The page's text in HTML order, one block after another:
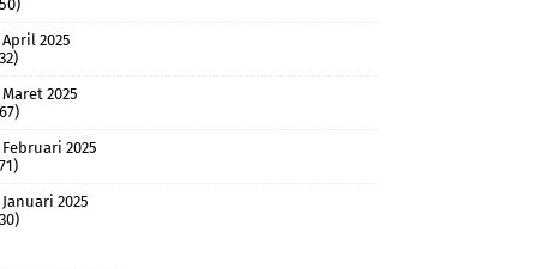
April 2025
Maret 2025
Februari 2025
Januari 2025